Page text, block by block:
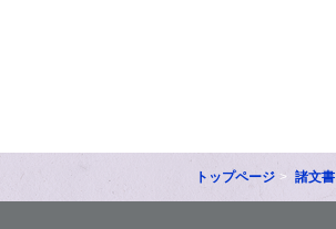
トップページ 諸文書